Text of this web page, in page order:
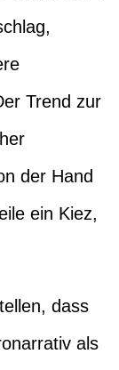
Trend zur
der Hand
ein Kiez,
dass
als